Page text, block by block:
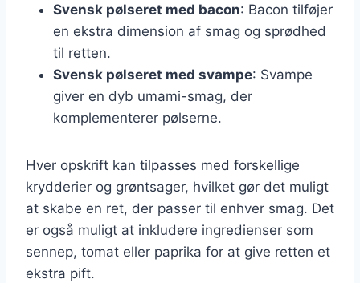
Svensk pølseret med bacon: Bacon tilføjer
en ekstra dimension af smag og sprødhed
til retten.
Svensk pølseret med svampe: Svampe
giver en dyb umami-smag, der
komplementerer pølserne.
Hver opskrift kan tilpasses med forskellige
krydderier og grøntsager, hvilket gør det muligt
at skabe en ret, der passer til enhver smag. Det
er også muligt at inkludere ingredienser som
sennep, tomat eller paprika for at give retten et
ekstra pift.